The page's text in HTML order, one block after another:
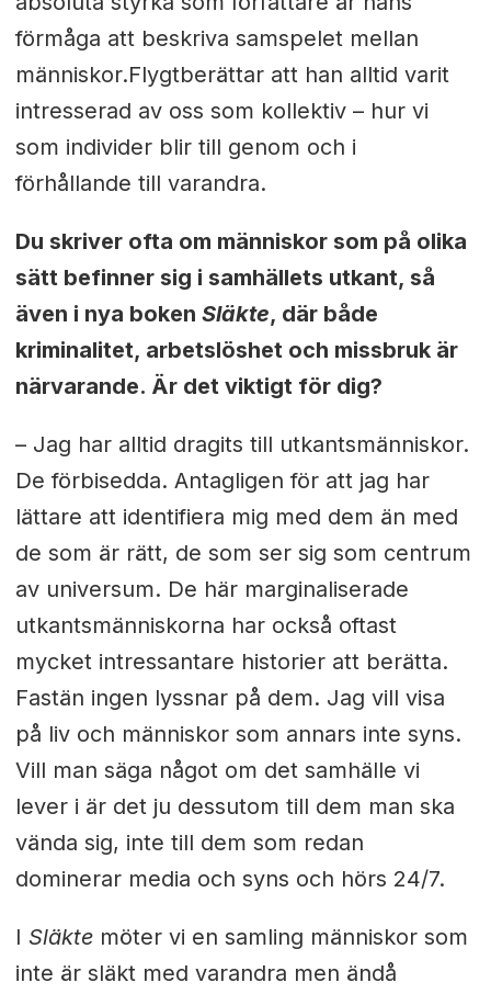
förmåga att beskriva samspelet mellan
människor.Flygtberättar att han alltid varit
intresserad av oss som kollektiv – hur vi
som individer blir till genom och i
förhållande till varandra.
Du skriver ofta om människor som på olika
sätt befinner sig i samhällets utkant, så
även i nya boken Släkte, där både
kriminalitet, arbetslöshet och missbruk är
närvarande. Är det viktigt för dig?
– Jag har alltid dragits till utkantsmänniskor.
De förbisedda. Antagligen för att jag har
lättare att identifiera mig med dem än med
de som är rätt, de som ser sig som centrum
av universum. De här marginaliserade
utkantsmänniskorna har också oftast
mycket intressantare historier att berätta.
Fastän ingen lyssnar på dem. Jag vill visa
på liv och människor som annars inte syns.
Vill man säga något om det samhälle vi
lever i är det ju dessutom till dem man ska
vända sig, inte till dem som redan
dominerar media och syns och hörs 24/7.
I Släkte möter vi en samling människor som
inte är släkt med varandra men ändå